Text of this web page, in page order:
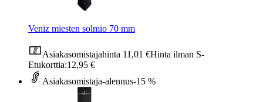
Veniz miesten solmio 70 mm
Asiakasomistajahinta 11,01 €Hinta ilman S-
Etukorttia:12,95 €
Asiakasomistaja-alennus-15 %